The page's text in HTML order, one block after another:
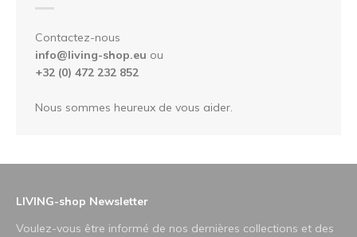
Contactez-nous
info@living-shop.eu ou
+32 (0) 472 232 852
Nous sommes heureux de vous aider.
LIVING-shop Newsletter
Voulez-vous être informé de nos dernières collections et des